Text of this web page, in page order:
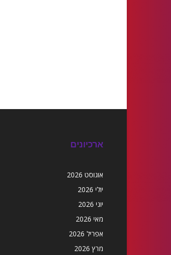
ארכיונים
אוגוסט 2026
יולי 2026
יוני 2026
מאי 2026
אפריל 2026
מרץ 2026